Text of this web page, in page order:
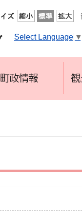
Select Language ▼